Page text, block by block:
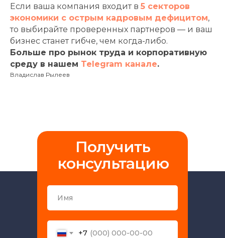
Если ваша компания входит в 5 секторов
экономики с острым кадровым дефицитом,
то выбирайте проверенных партнеров — и ваш
бизнес станет гибче, чем когда-либо.
Больше про рынок труда и корпоративную
среду в нашем Telegram канале.
Владислав Рылеев
Получить
консультацию
+7